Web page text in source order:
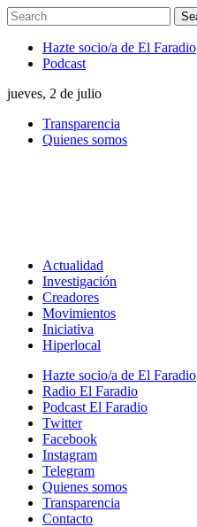
Hazte socio/a de El Faradio
Podcast
jueves, 2 de julio
Transparencia
Quienes somos
Actualidad
Investigación
Creadores
Movimientos
Iniciativa
Hiperlocal
Hazte socio/a de El Faradio
Radio El Faradio
Podcast El Faradio
Twitter
Facebook
Instagram
Telegram
Quienes somos
Transparencia
Contacto